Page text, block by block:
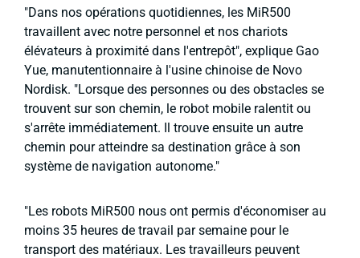
"Dans nos opérations quotidiennes, les MiR500
travaillent avec notre personnel et nos chariots
élévateurs à proximité dans l'entrepôt", explique Gao
Yue, manutentionnaire à l'usine chinoise de Novo
Nordisk. "Lorsque des personnes ou des obstacles se
trouvent sur son chemin, le robot mobile ralentit ou
s'arrête immédiatement. Il trouve ensuite un autre
chemin pour atteindre sa destination grâce à son
système de navigation autonome."
"Les robots MiR500 nous ont permis d'économiser au
moins 35 heures de travail par semaine pour le
transport des matériaux. Les travailleurs peuvent